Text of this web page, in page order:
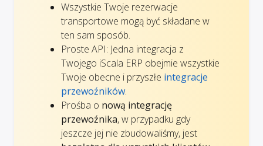
Wszystkie Twoje rezerwacje
transportowe mogą być składane w
ten sam sposób.
Proste API: Jedna integracja z
Twojego iScala ERP obejmie wszystkie
Twoje obecne i przyszłe integracje
przewoźników.
Prośba o nową integrację
przewoźnika, w przypadku gdy
jeszcze jej nie zbudowaliśmy, jest